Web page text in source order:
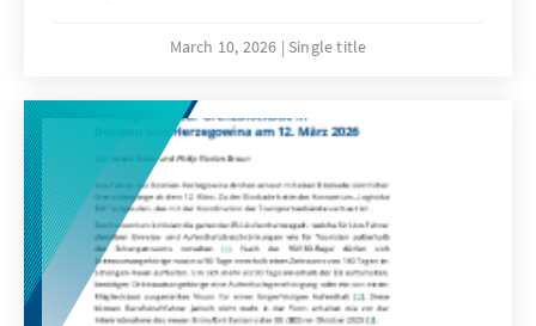
March 10, 2026 Single title